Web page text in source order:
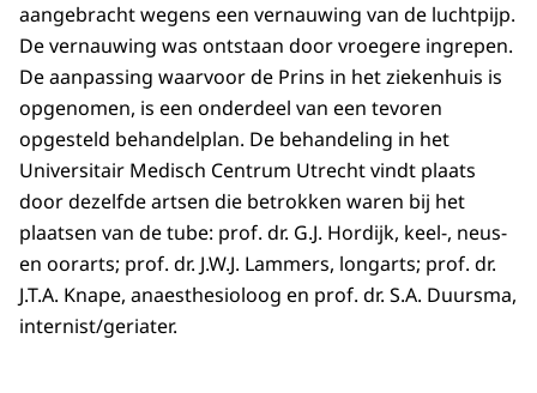
aangebracht wegens een vernauwing van de luchtpijp.
De vernauwing was ontstaan door vroegere ingrepen.
De aanpassing waarvoor de Prins in het ziekenhuis is
opgenomen, is een onderdeel van een tevoren
opgesteld behandelplan. De behandeling in het
Universitair Medisch Centrum Utrecht vindt plaats
door dezelfde artsen die betrokken waren bij het
plaatsen van de tube: prof. dr. G.J. Hordijk, keel-, neus-
en oorarts; prof. dr. J.W.J. Lammers, longarts; prof. dr.
J.T.A. Knape, anaesthesioloog en prof. dr. S.A. Duursma,
internist/geriater.